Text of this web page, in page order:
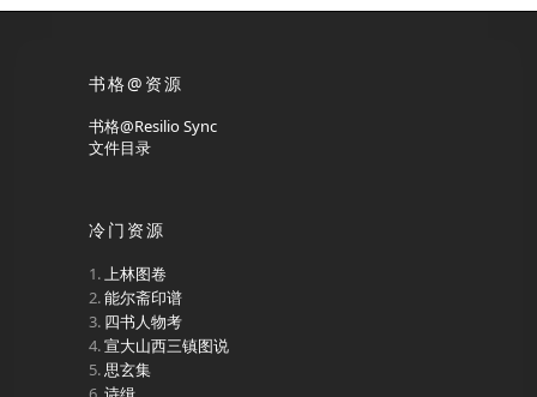
书格@资源
书格@Resilio Sync
文件目录
冷门资源
上林图卷
能尔斋印谱
四书人物考
宣大山西三镇图说
思玄集